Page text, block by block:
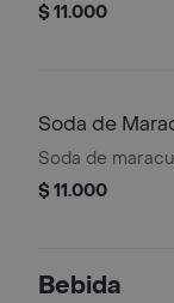
$ 11.000
Soda de
Soda de
$ 11.000
Bebida